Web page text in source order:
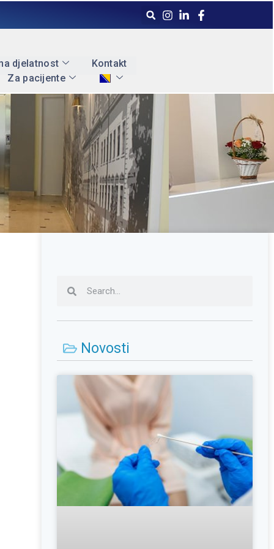
djelatnost
Kontakt
Za pacijente
Novosti